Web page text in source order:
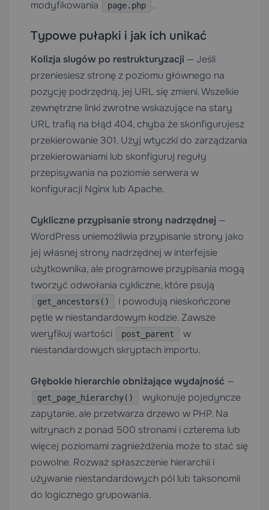
modyfikowania page.php .
Typowe pułapki i jak ich unikać
Kolizja slugów po restrukturyzacji — Jeśli
przeniesiesz stronę z poziomu głównego na
pozycję podrzędną, jej URL się zmieni. Wszelkie
zewnętrzne linki zwrotne wskazujące na stary
URL trafią na błąd 404, chyba że skonfigurujesz
przekierowanie 301. Użyj wtyczki do zarządzania
przekierowaniami lub skonfiguruj reguły
przepisywania na poziomie serwera w
konfiguracji Nginx lub Apache.
Cykliczne przypisanie strony nadrzędnej —
WordPress uniemożliwia przypisanie strony jako
jej własnej strony nadrzędnej w interfejsie
użytkownika, ale programowe przypisania mogą
tworzyć odwołania cykliczne, które psują
get_ancestors()
i powodują nieskończone
pętle w niestandardowym kodzie. Zawsze
weryfikuj wartości
post_parent
w
niestandardowych skryptach importu.
Głębokie hierarchie obniżające wydajność —
get_page_hierarchy()
wykonuje pojedyncze
zapytanie, ale przetwarza drzewo w PHP. Na
witrynach z ponad 500 stronami i czterema lub
więcej poziomami zagnieżdżenia może to stać się
powolne. Rozważ spłaszczenie hierarchii i
używanie niestandardowych pól lub taksonomii
do logicznego grupowania.